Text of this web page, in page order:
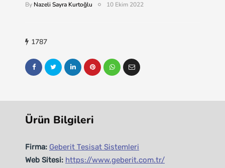
By Nazeli Sayra Kurtoğlu 10 Ekim 2022
1787
Ürün Bilgileri
Firma: Geberit Tesisat Sistemleri
Web Sitesi: https://www.geberit.com.tr/